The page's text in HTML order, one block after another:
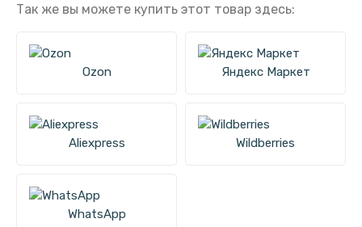
Так же вы можете купить этот товар здесь:
Ozon Яндекс Маркет
Aliexpress Wildberries
WhatsApp